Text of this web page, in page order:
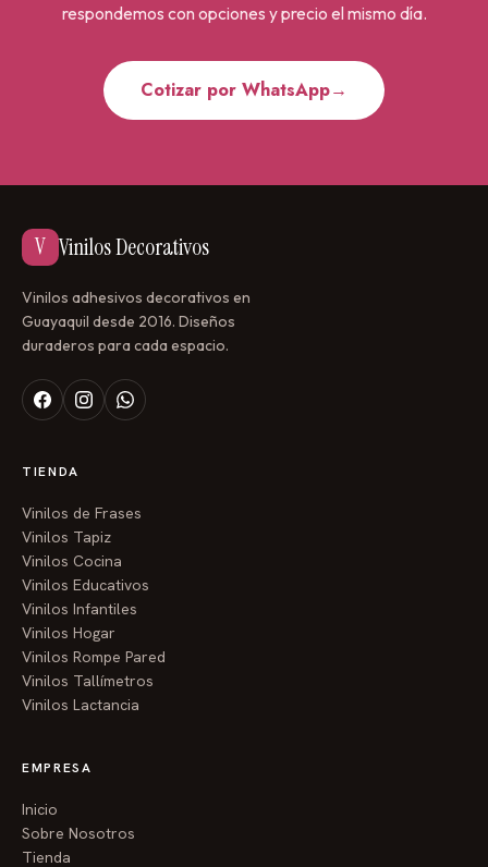
respondemos con opciones y precio el mismo día.
Cotizar por WhatsApp→
V Vinilos Decorativos
Vinilos adhesivos decorativos en
Guayaquil desde 2016. Diseños
duraderos para cada espacio.
TIENDA
Vinilos de Frases
Vinilos Tapiz
Vinilos Cocina
Vinilos Educativos
Vinilos Infantiles
Vinilos Hogar
Vinilos Rompe Pared
Vinilos Tallímetros
Vinilos Lactancia
EMPRESA
Inicio
Sobre Nosotros
Tienda